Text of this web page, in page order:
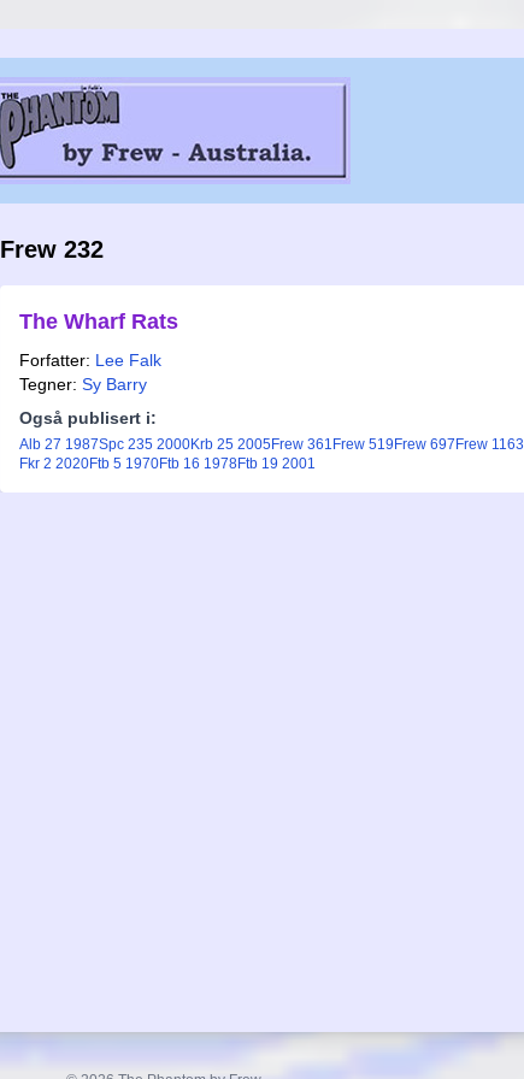
Frew 232
The Wharf Rats
Forfatter: Lee Falk
Tegner: Sy Barry
Også publisert i:
Alb 27 1987Spc 235 2000Krb 25 2005Frew 361 Frew 519 Frew 697 Frew 1163
Fkr 2 2020Ftb 5 1970Ftb 16 1978Ftb 19 2001